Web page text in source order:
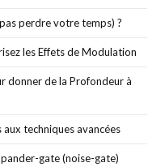
perdre votre temps) ?
les Effets de Modulation
donner de la Profondeur à
techniques avancées
gate (noise-gate)